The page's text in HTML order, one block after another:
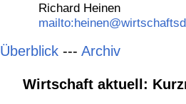
Richard Heinen
Überblick --- Archiv
Wirtschaft aktuell: